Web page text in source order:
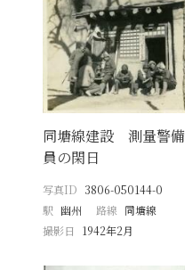
同塘線建設 測量警備
員の閑日
写真ID 3806-050144-0
駅 幽州 路線 同塘線
撮影日
1942年2月